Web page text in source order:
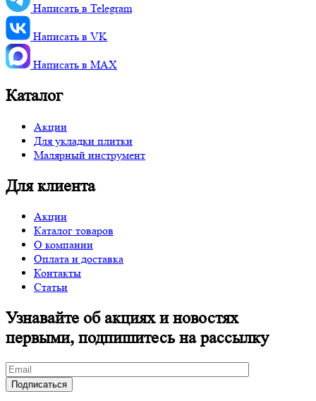
Написать в Telegram
Написать в VK
Написать в MАХ
Каталог
Акции
Для укладки плитки
Малярный инструмент
Для клиента
Акции
Каталог товаров
О компании
Оплата и доставка
Контакты
Статьи
Узнавайте об акциях и новостях
первыми, подпишитесь на рассылку